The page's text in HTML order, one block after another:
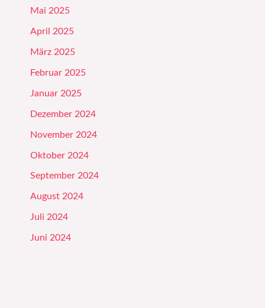
Mai 2025
April 2025
März 2025
Februar 2025
Januar 2025
Dezember 2024
November 2024
Oktober 2024
September 2024
August 2024
Juli 2024
Juni 2024